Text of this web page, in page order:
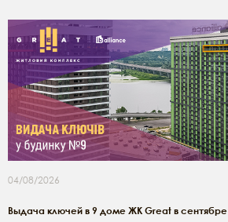
04/08/2026
Выдача ключей в 9 доме ЖК Great в сентябре